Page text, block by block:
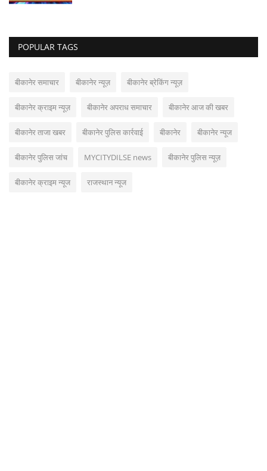
POPULAR TAGS
बीकानेर समाचार बीकानेर न्यूज़ बीकानेर ब्रेकिंग न्यूज़
बीकानेर क्राइम न्यूज़ बीकानेर अपराध समाचार बीकानेर आज की खबर
बीकानेर ताजा खबर बीकानेर पुलिस कार्रवाई बीकानेर बीकानेर न्यूज
बीकानेर पुलिस जांच MYCITYDILSE news बीकानेर पुलिस न्यूज़
बीकानेर क्राइम न्यूज राजस्थान न्यूज